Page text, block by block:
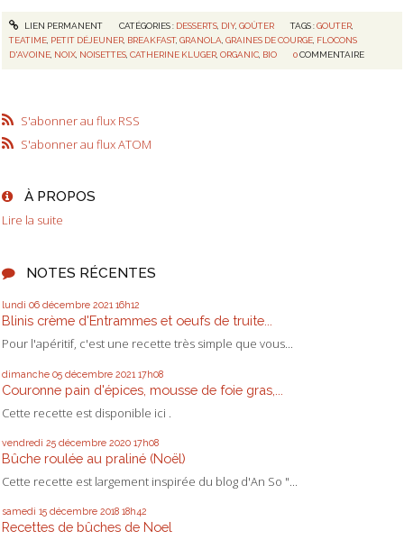
S'abonner au flux RSS
S'abonner au flux ATOM
À PROPOS
Lire la suite
NOTES RÉCENTES
lundi 06 décembre 2021 16h12
Blinis crème d'Entrammes et oeufs de truite...
Pour l'apéritif, c'est une recette très simple que vous...
dimanche 05 décembre 2021 17h08
Couronne pain d'épices, mousse de foie gras,...
Cette recette est disponible ici .
vendredi 25 décembre 2020 17h08
Bûche roulée au praliné (Noël)
Cette recette est largement inspirée du blog d'An So "...
samedi 15 décembre 2018 18h42
Recettes de bûches de Noel
LIEN PERMANENT CATÉGORIES : DESSERTS, DIY, GOÛTER TAGS :GOUTER
TEATIME PETIT DÉJEUNER BREAKFAST,GRANOLA ,GRAINES DE COURGE FLOCONS
D'AVOINE NOIX NOISETTES ,CATHERINE KLUGER ,ORGANIC BIO 0 COMMENTAIRE